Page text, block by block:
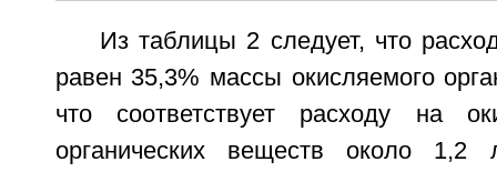
Из таблицы 2 следует, что
равен 35,3% массы окисляемого
что соответствует расходу на
органических веществ около 1,2